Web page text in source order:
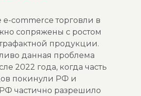
e-commerce торговли в
сопряжены с ростом
продукции.
данная проблема
2022 года, когда часть
покинули РФ и
частично разрешило